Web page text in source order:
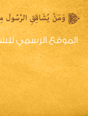
الموقع الرسمي